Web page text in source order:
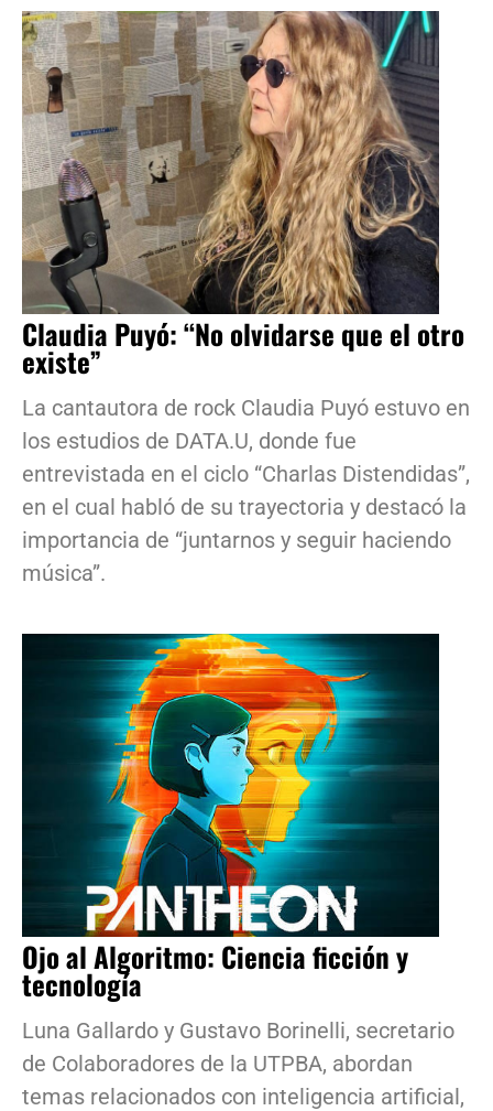
Claudia Puyó: “No olvidarse que el otro
existe”
La cantautora de rock Claudia Puyó estuvo en
los estudios de DATA.U, donde fue
entrevistada en el ciclo “Charlas Distendidas”,
en el cual habló de su trayectoria y destacó la
importancia de “juntarnos y seguir haciendo
música”.
Ojo al Algoritmo: Ciencia ficción y
tecnología
Luna Gallardo y Gustavo Borinelli, secretario
de Colaboradores de la UTPBA, abordan
temas relacionados con inteligencia artificial,